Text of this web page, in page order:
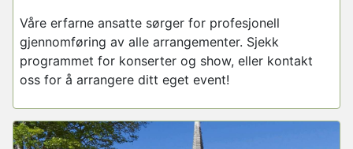
Våre erfarne ansatte sørger for profesjonell
gjennomføring av alle arrangementer. Sjekk
programmet for konserter og show, eller kontakt
oss for å arrangere ditt eget event!